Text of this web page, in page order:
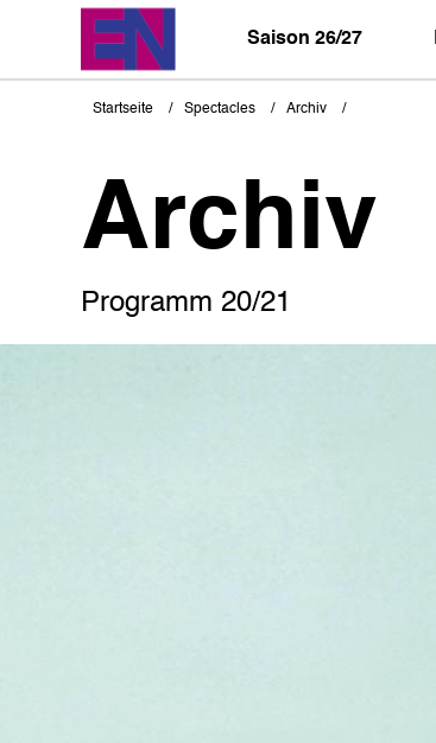
Saison 26/27
Pfadnavigation
Startseite Spectacles Archiv
Archiv
Programm 20/21